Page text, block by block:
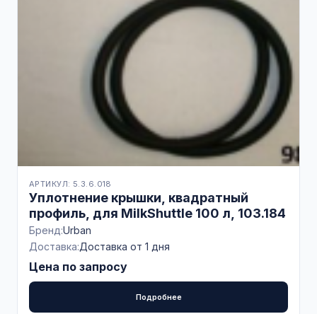
АРТИКУЛ: 5.3.6.018
Уплотнение крышки, квадратный
профиль, для MilkShuttle 100 л, 103.184
Бренд:Urban
Доставка:Доставка от 1 дня
Цена по запросу
Подробнее